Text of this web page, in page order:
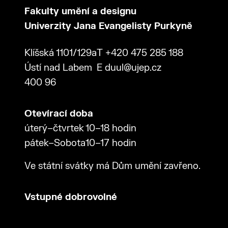
Fakulty umění a designu
Univerzity Jana Evangelisty Purkyně
Klíšská 1101/129a
Ústí nad Labem
400 96
T +420 475 285 188
E duul@ujep.cz
Otevírací doba
úterý–čtvrtek
pátek–Sobota
10–18 hodin
10–17 hodin
Ve státní svátky má Dům umění zavřeno.
Vstupné dobrovolné